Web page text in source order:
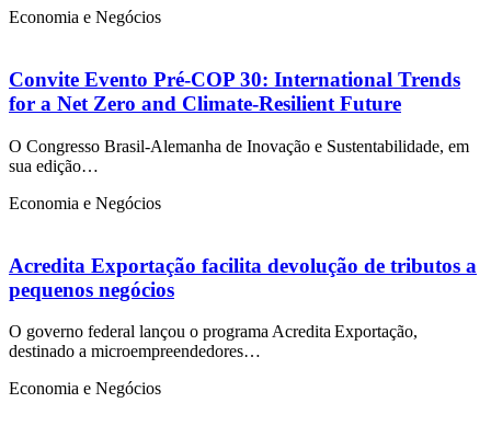
Economia e Negócios
Convite Evento Pré-COP 30: International Trends
for a Net Zero and Climate-Resilient Future
O Congresso Brasil-Alemanha de Inovação e Sustentabilidade, em
sua edição…
Economia e Negócios
Acredita Exportação facilita devolução de tributos a
pequenos negócios
O governo federal lançou o programa Acredita Exportação,
destinado a microempreendedores…
Economia e Negócios